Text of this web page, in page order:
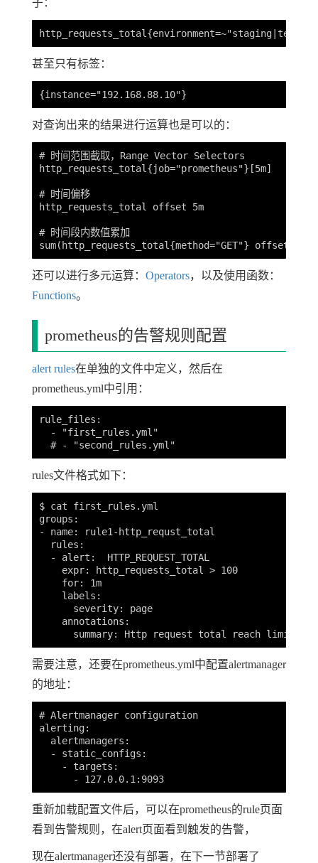
子：
甚至只有标签：
对查询出来的结果进行运算也是可以的：
# 时间范围截取，Range Vector Selectors
http_requests_total{job="prometheus"}[5m]
# 时间偏移
http_requests_total offset 5m
# 时间段内数值累加
还可以进行多元运算： Operators，以及使用函数：
Functions。
prometheus的告警规则配置
alert rules在单独的文件中定义，然后在
prometheus.yml中引用：
rule_files:
  - "first_rules.yml"
rules文件格式如下：
$ cat first_rules.yml
groups:
- name: rule1-http_requst_total
  rules:
  - alert:  HTTP_REQUEST_TOTAL
    expr: http_requests_total > 100
    for: 1m
    labels:
      severity: page
    annotations:
需要注意，还要在prometheus.yml中配置alertmanager
的地址：
# Alertmanager configuration
alerting:
  alertmanagers:
  - static_configs:
    - targets:
重新加载配置文件后，可以在prometheus的rule页面
看到告警规则，在alert页面看到触发的告警，
现在alertmanager还没有部署，在下一节部署了